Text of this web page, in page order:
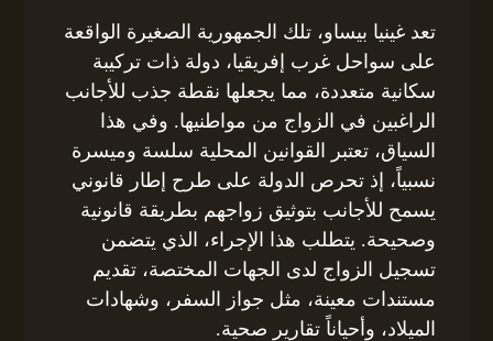
تعد غينيا بيساو، تلك الجمهورية الصغيرة الواقعة
على سواحل غرب إفريقيا، دولة ذات تركيبة
سكانية متعددة، مما يجعلها نقطة جذب للأجانب
الراغبين في الزواج من مواطنيها. وفي هذا
السياق، تعتبر القوانين المحلية سلسة وميسرة
نسبياً، إذ تحرص الدولة على طرح إطار قانوني
يسمح للأجانب بتوثيق زواجهم بطريقة قانونية
وصحيحة. يتطلب هذا الإجراء، الذي يتضمن
تسجيل الزواج لدى الجهات المختصة، تقديم
مستندات معينة، مثل جواز السفر، وشهادات
الميلاد، وأحياناً تقارير صحية.